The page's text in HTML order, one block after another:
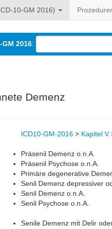
10-GM 2016)
GM 2016:
Demenz
ICD10-GM-2016 > Kapitel V
Präsenil Demenz o.n.A.
Präsenil Psychose o.n.A.
Primäre degenerative
Senil Demenz depressiver
Senil Demenz o.n.A.
Senil Psychose o.n.A.
Senile Demenz mit Delir